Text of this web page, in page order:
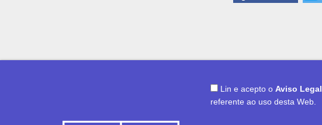
Lin e acepto o Aviso Legal
referente ao uso desta Web.